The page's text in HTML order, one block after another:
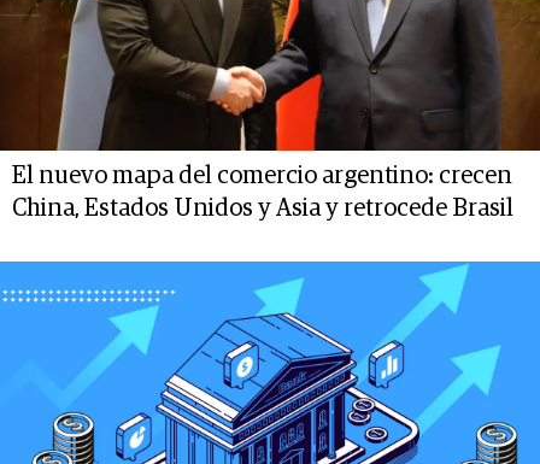
El nuevo mapa del comercio argentino: crecen
China, Estados Unidos y Asia y retrocede Brasil